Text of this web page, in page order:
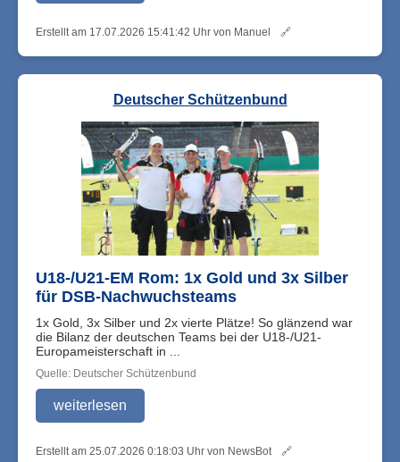
Erstellt am 17.07.2026 15:41:42 Uhr von Manuel 🔗
Deutscher Schützenbund
U18-/U21-EM Rom: 1x Gold und 3x Silber
für DSB-Nachwuchsteams
1x Gold, 3x Silber und 2x vierte Plätze! So glänzend war
die Bilanz der deutschen Teams bei der U18-/U21-
Europameisterschaft in ...
Quelle: Deutscher Schützenbund
weiterlesen
Erstellt am 25.07.2026 0:18:03 Uhr von NewsBot 🔗